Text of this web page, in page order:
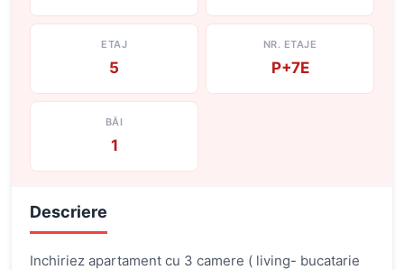
ETAJ
5
NR. ETAJE
P+7E
BĂI
1
Descriere
Inchiriez apartament cu 3 camere ( living- bucatarie